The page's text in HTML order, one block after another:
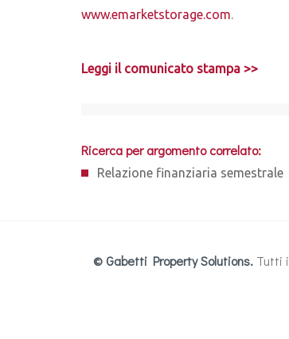
www.emarketstorage.com.
Leggi il comunicato stampa >>
Ricerca per argomento correlato:
Relazione finanziaria semestrale
© Gabetti Property Solutions. Tutti